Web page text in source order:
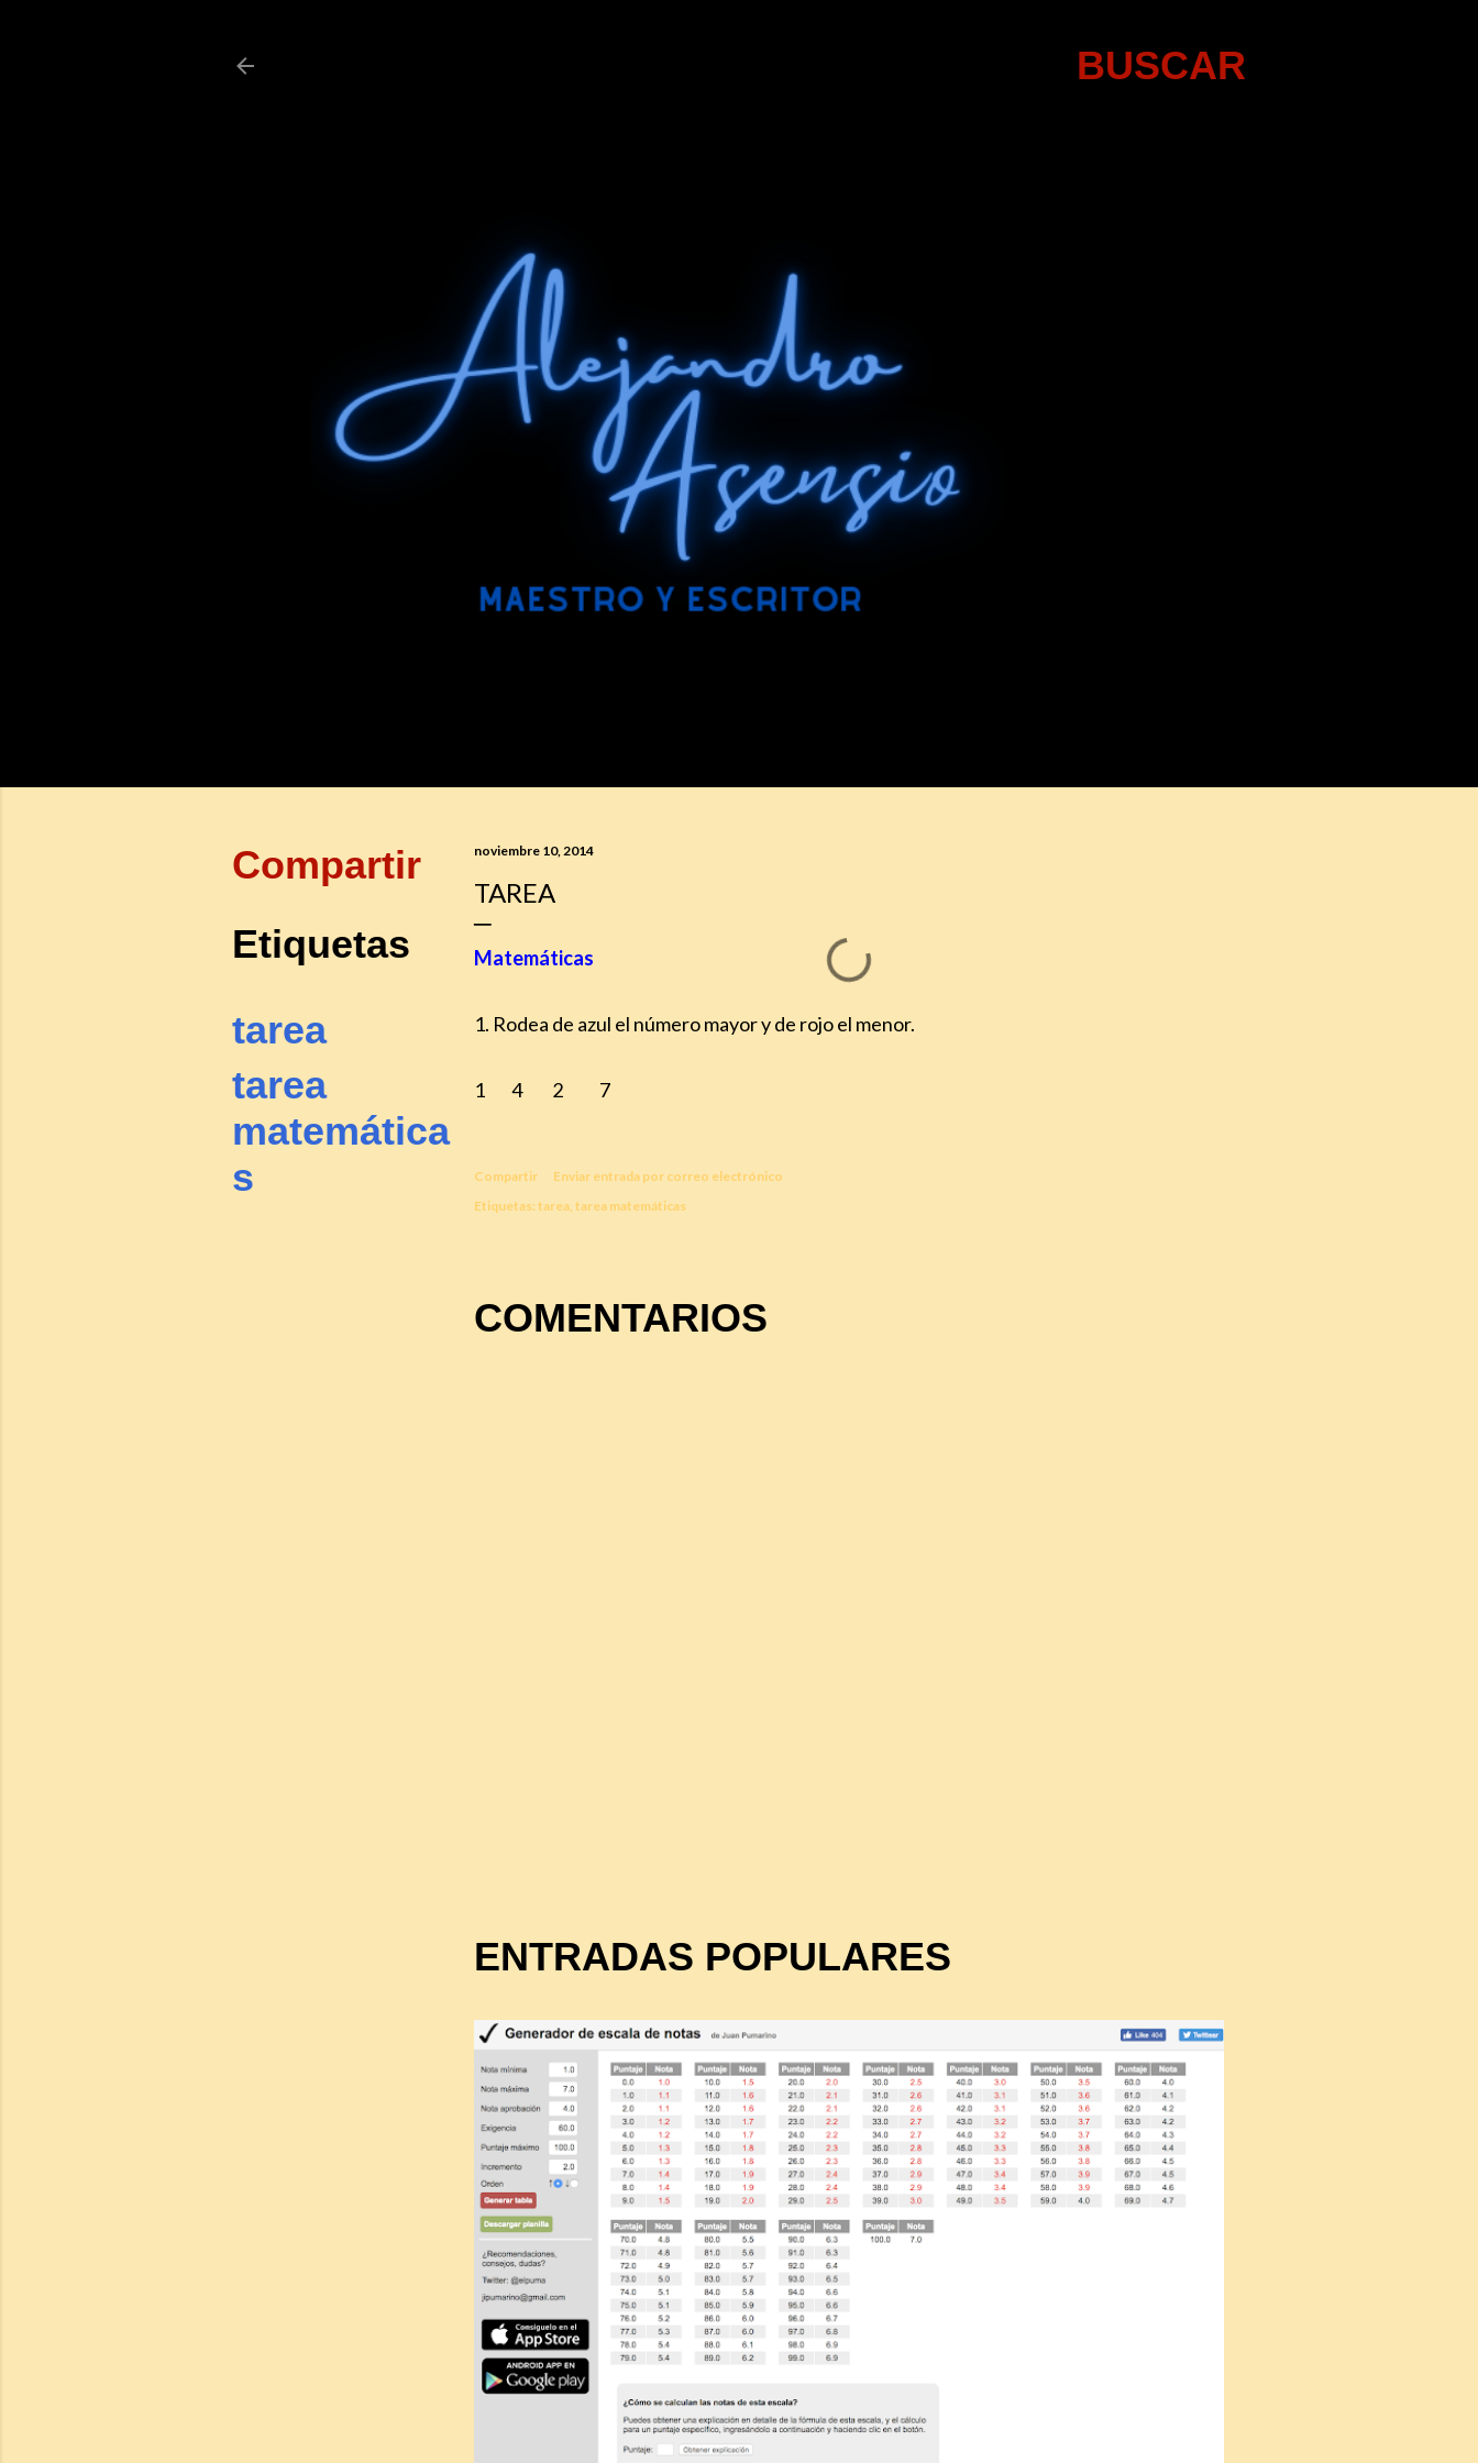
BUSCAR
Compartir
Etiquetas
tarea
tarea
matemática
s
noviembre 10, 2014
TAREA
Matemáticas
1. Rodea de azul el número mayor y de rojo el menor.
1 4 2 7
Compartir
Enviar entrada por correo electrónico
Etiquetas: tarea tarea matemáticas
COMENTARIOS
ENTRADAS POPULARES